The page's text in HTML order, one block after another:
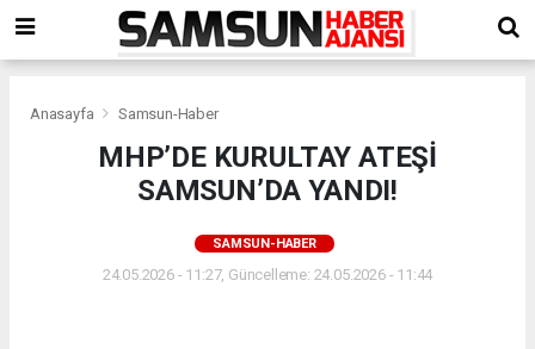
Anasayfa Samsun-Haber
MHP’DE KURULTAY ATEŞİ
SAMSUN’DA YANDI!
SAMSUN-HABER
24.05.2026 - 11:27, Güncelleme: 24.05.2026 - 11:44